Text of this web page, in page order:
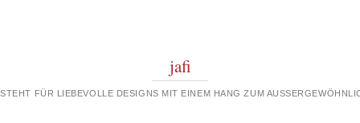
jafi
FÜR LIEBEVOLLE DESIGNS MIT EINEM HANG ZUM